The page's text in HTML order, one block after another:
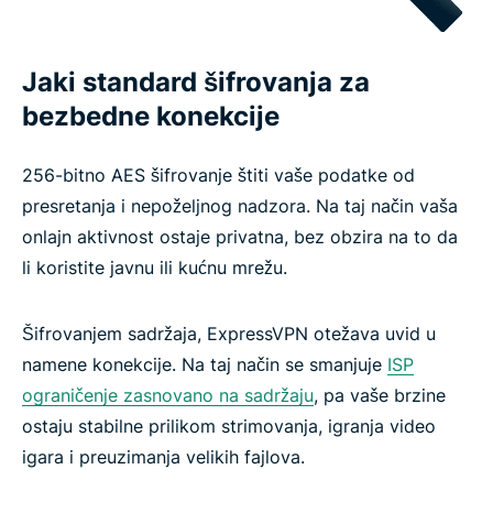
Jaki standard šifrovanja za
bezbedne konekcije
256-bitno AES šifrovanje štiti vaše podatke od
presretanja i nepoželjnog nadzora. Na taj način vaša
onlajn aktivnost ostaje privatna, bez obzira na to da
li koristite javnu ili kućnu mrežu.
Šifrovanjem sadržaja, ExpressVPN otežava uvid u
namene konekcije. Na taj način se smanjuje ISP
ograničenje zasnovano na sadržaju, pa vaše brzine
ostaju stabilne prilikom strimovanja, igranja video
igara i preuzimanja velikih fajlova.